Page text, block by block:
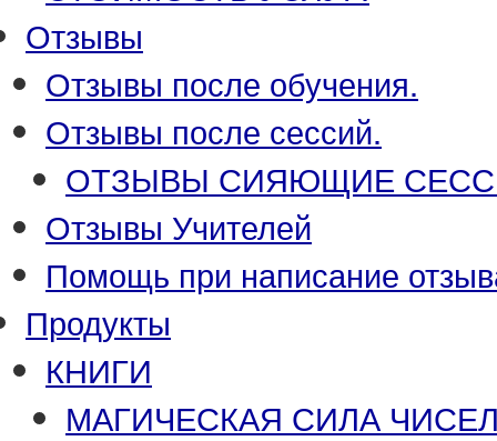
Отзывы
Отзывы после обучения.
Отзывы после сессий.
ОТЗЫВЫ СИЯЮЩИЕ
Отзывы Учителей
Помощь при написание
Продукты
КНИГИ
МАГИЧЕСКАЯ СИЛА